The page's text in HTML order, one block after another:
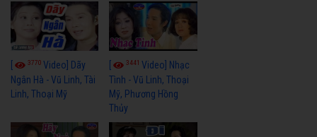
3770 Video] Dãy
Ngân Hà - Vũ Linh, Tài
Linh, Thoại Mỹ
3441Video] Nhạc
Tình - Vũ Linh, Thoại
Mỹ, Phương Hồng
Thủy